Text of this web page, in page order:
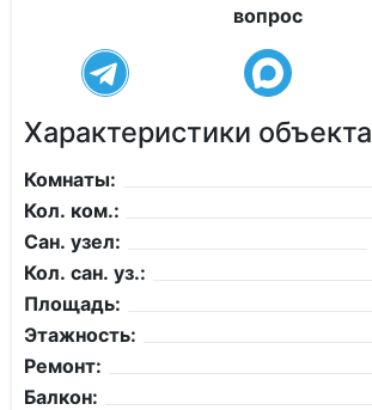
вопрос
Характеристики объекта
Комнаты:
Кол. ком.:
Сан. узел:
Кол. сан. уз.:
Площадь:
Этажность:
Ремонт:
Балкон: